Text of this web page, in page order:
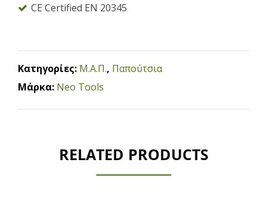
CE Certified EN 20345
Κατηγορίες: Μ.Α.Π., Παπούτσια
Μάρκα: Neo Tools
RELATED PRODUCTS